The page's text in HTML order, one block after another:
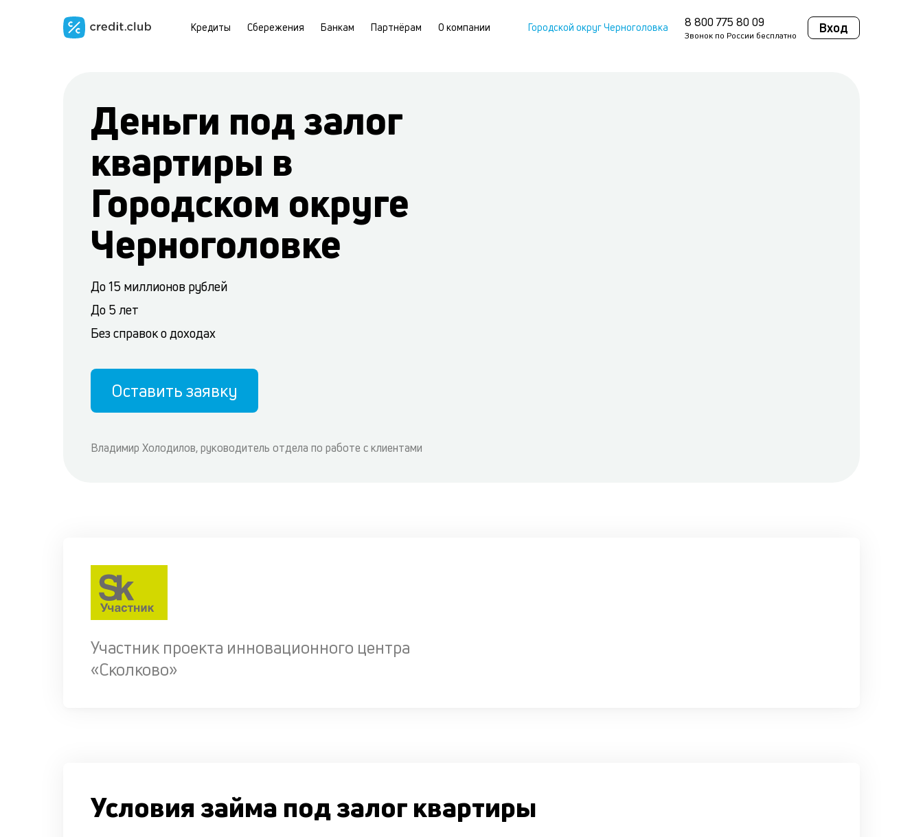
Кредиты Сбережения Банкам Партнёрам О компании Городской округ Черноголовка 8 800 775 80 09
Звонок по России бесплатно Вход
Деньги под залог
квартиры в
Городском округе
Черноголовке
До 15 миллионов рублей
До 5 лет
Без справок о доходах
Оставить заявку
Владимир Холодилов, руководитель отдела по работе с клиентами
Участник проекта инновационного центра
«Сколково»
Условия займа под залог квартиры